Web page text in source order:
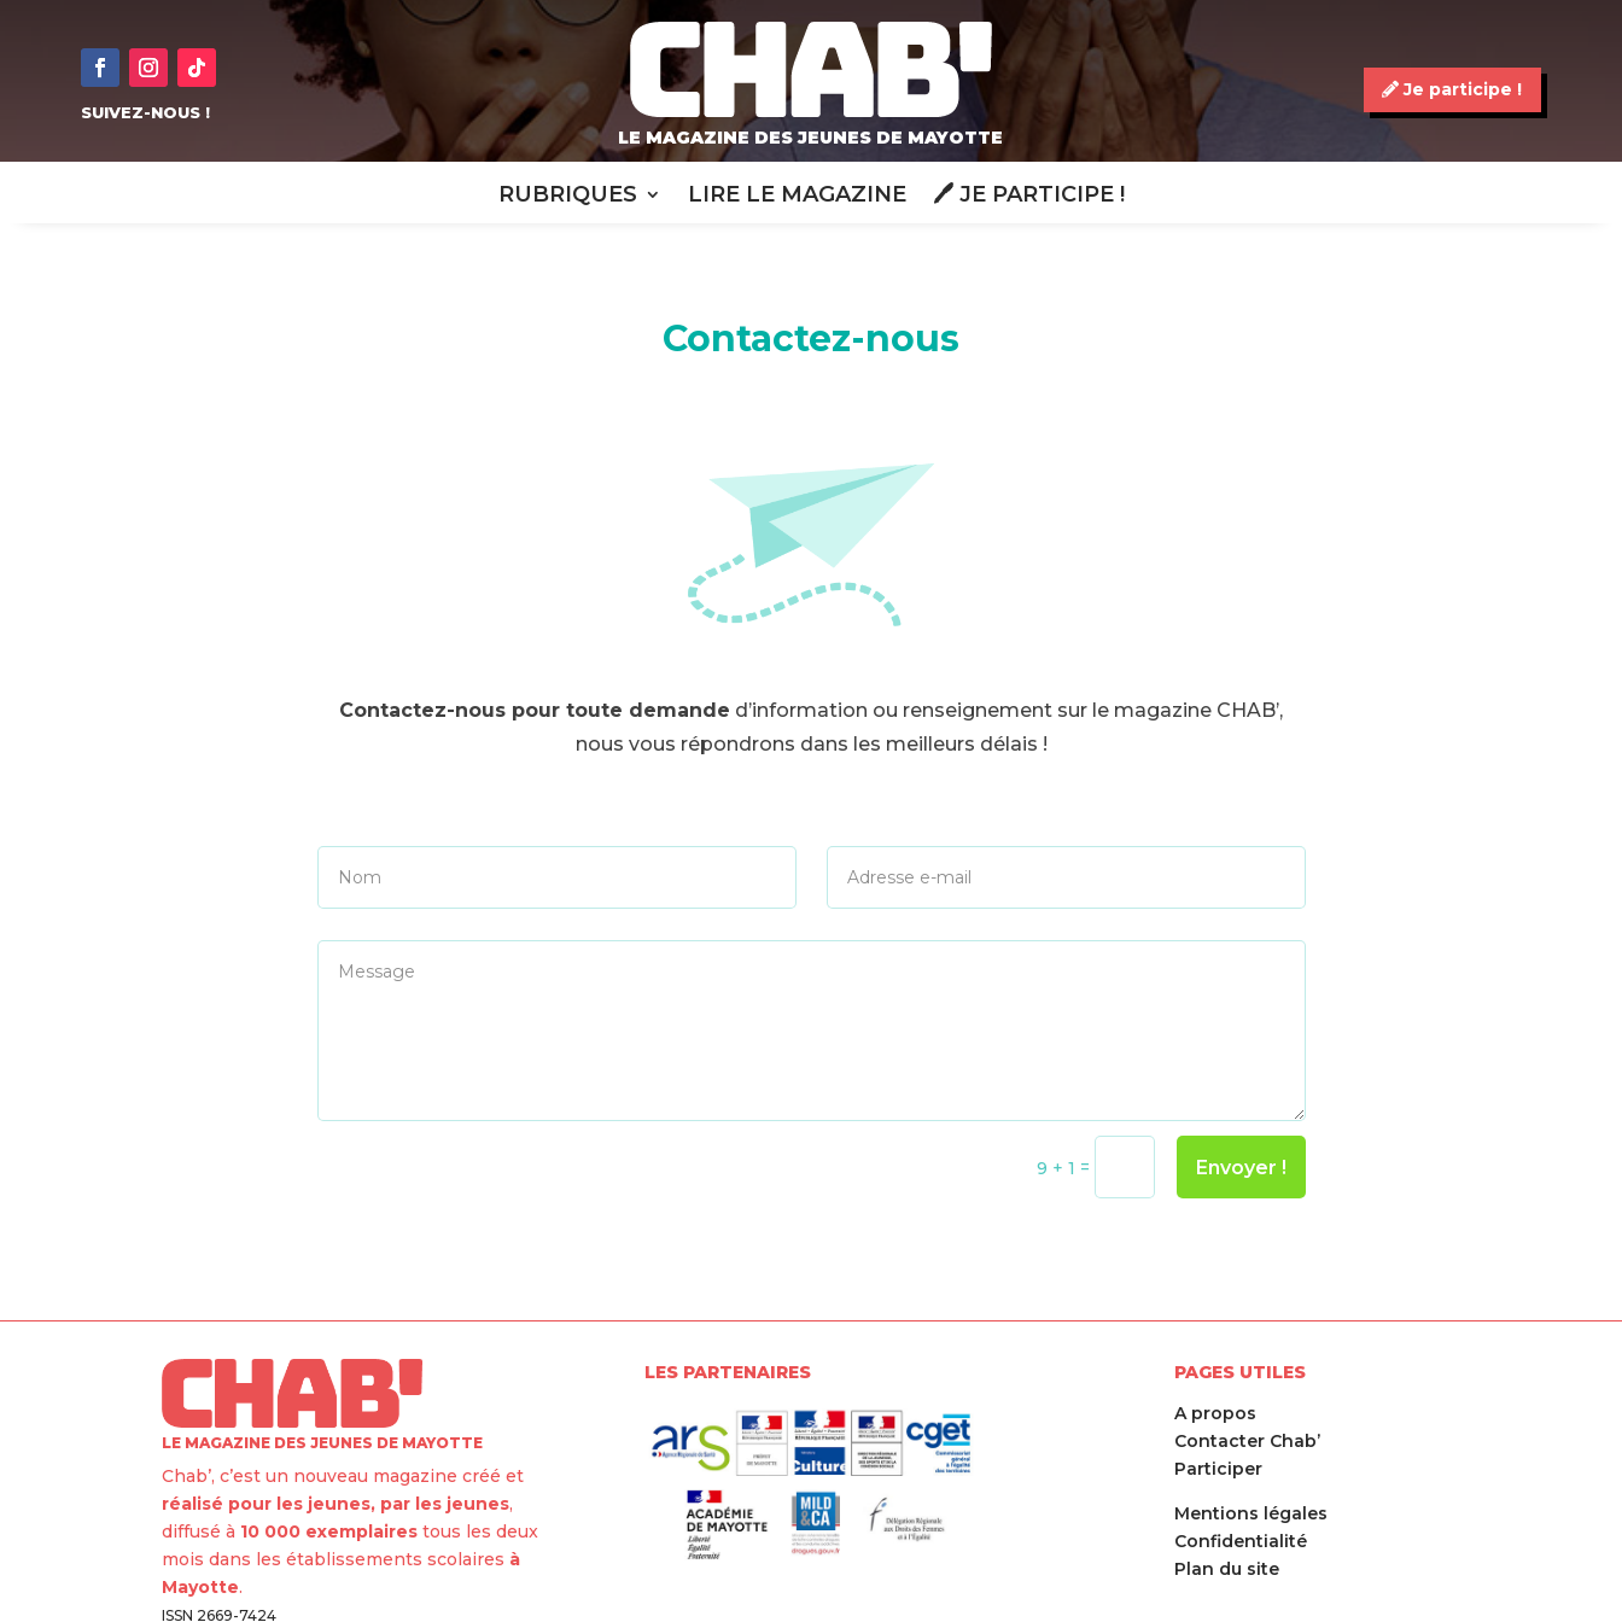
SUIVEZ-NOUS !
LE MAGAZINE DES JEUNES DE MAYOTTE
Je participe !
RUBRIQUES LIRE LE MAGAZINE 🖊️ JE PARTICIPE !
Contactez-nous
Contactez-nous pour toute demande d’information ou renseignement sur le magazine CHAB’,
nous vous répondrons dans les meilleurs délais !
9 + 1 = Envoyer !
LE MAGAZINE DES JEUNES DE MAYOTTE
Chab’, c’est un nouveau magazine créé et
réalisé pour les jeunes, par les jeunes,
diffusé à 10 000 exemplaires tous les deux
mois dans les établissements scolaires à
Mayotte.
ISSN 2669-7424
LES PARTENAIRES
PAGES UTILES
A propos
Contacter Chab’
Participer
Mentions légales
Confidentialité
Plan du site